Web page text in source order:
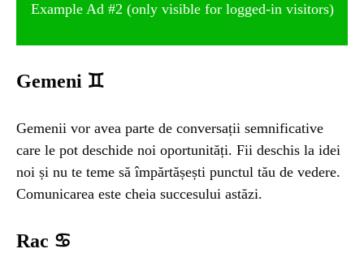
Example Ad #2 (only visible for logged-in visitors)
Gemeni ♊
Gemenii vor avea parte de conversații semnificative
care le pot deschide noi oportunități. Fii deschis la idei
noi și nu te teme să împărtășești punctul tău de vedere.
Comunicarea este cheia succesului astăzi.
Rac ♋